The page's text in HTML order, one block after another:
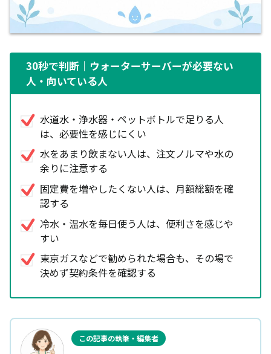
30秒で判断｜ウォーターサーバーが必要ない
人・向いている人
水道水・浄水器・ペットボトルで足りる人
は、必要性を感じにくい
水をあまり飲まない人は、注文ノルマや水の
余りに注意する
固定費を増やしたくない人は、月額総額を確
認する
冷水・温水を毎日使う人は、便利さを感じや
すい
東京ガスなどで勧められた場合も、その場で
決めず契約条件を確認する
この記事の執筆・編集者